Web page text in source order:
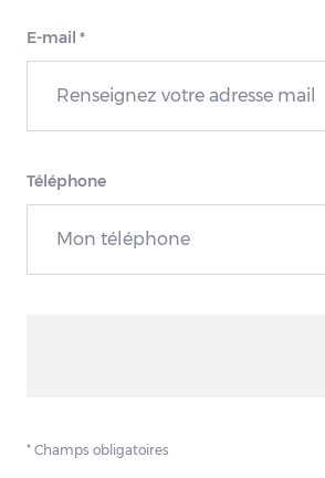
E-mail *
Téléphone
* Champs obligatoires